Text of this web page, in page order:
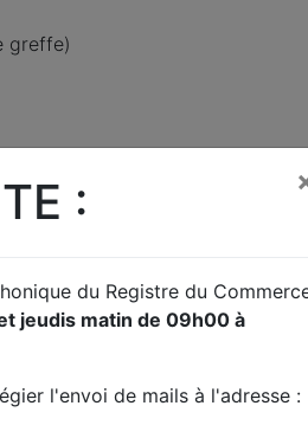
greffe)
en
Accès réservé
:
du Registre du
jeudis matin de 09h00 à
l'envoi de mails à l'adresse :